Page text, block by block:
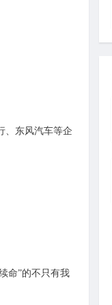
、东风汽车等企
命”的不只有我